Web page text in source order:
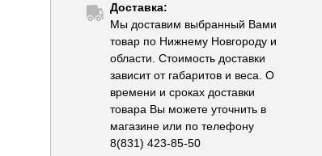
Доставка:
Мы доставим выбранный Вами
товар по Нижнему Новгороду и
области. Стоимость доставки
зависит от габаритов и веса. О
времени и сроках доставки
товара Вы можете уточнить в
магазине или по телефону
8(831) 423-85-50